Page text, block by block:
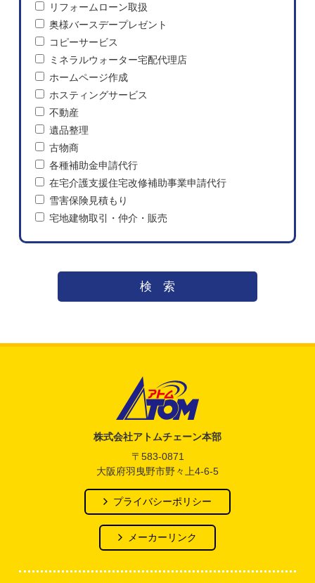
リフォームローン取扱
奥様バースデープレゼント
コピーサービス
ミネラルウォーター宅配代理店
ホームページ作成
ホスティングサービス
不動産
遺品整理
古物商
各種補助金申請代行
在宅介護支援住宅改修補助事業申請代行
雪害保険見積もり
宅地建物取引・仲介・販売
検索
株式会社アトムチェーン本部
〒583-0871
大阪府羽曳野市野々上4-6-5
プライバシーポリシー
メーカーリンク